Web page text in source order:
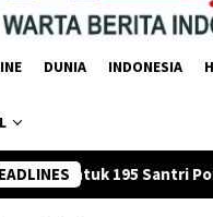
DUNIA INDONESIA
Riyadhul Muhibbin